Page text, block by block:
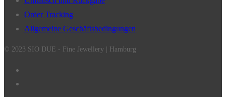
Order Tracking
Allgemeine Geschäftsbedingungen
© 2023 SIO DUE - Fine Jewellery | Hamburg